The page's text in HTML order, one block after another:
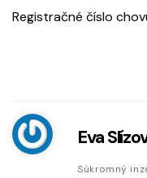
Registračné číslo
Eva
Súkromný